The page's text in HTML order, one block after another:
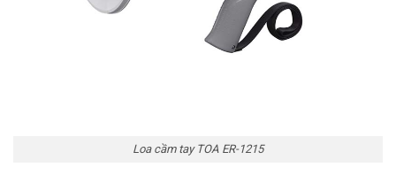
Loa cầm tay TOA ER-1215